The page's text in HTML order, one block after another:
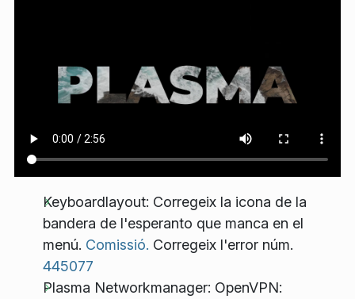
Keyboardlayout: Corregeix la icona de la
bandera de l'esperanto que manca en el
menú. Comissió. Corregeix l'error núm.
445077
Plasma Networkmanager: OpenVPN: